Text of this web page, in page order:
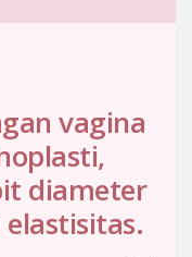
vagina
diameter